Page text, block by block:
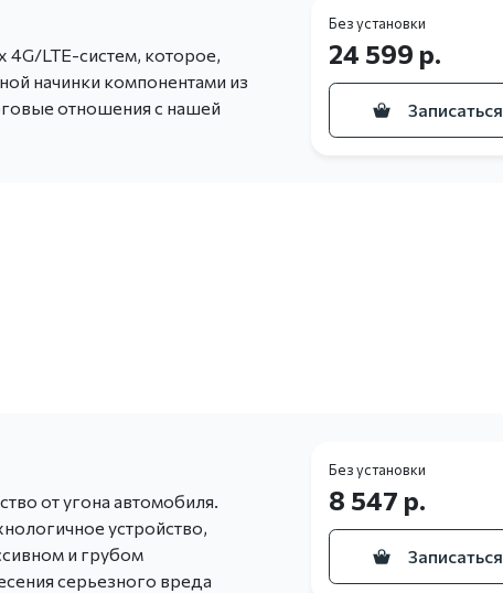
LTE-систем, которое,
начинки компонентами из
отношения с нашей
Без установки
24 599 р.
Записаться
от угона автомобиля.
устройство,
и грубом
серьезного вреда
Без установки
8 547 р.
Записаться